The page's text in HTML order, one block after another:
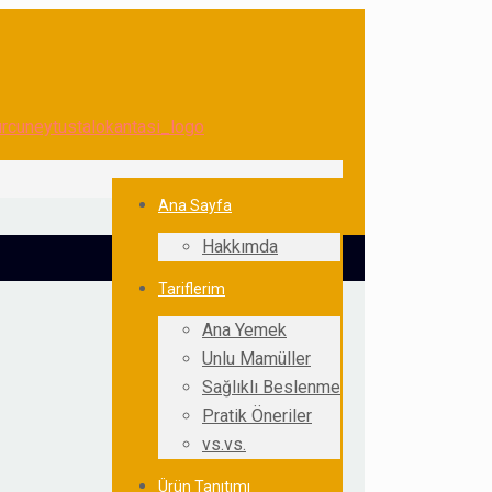
Ana Sayfa
Hakkımda
Tariflerim
Ana Yemek
Unlu Mamüller
Sağlıklı Beslenme
Pratik Öneriler
vs.vs.
Ürün Tanıtımı